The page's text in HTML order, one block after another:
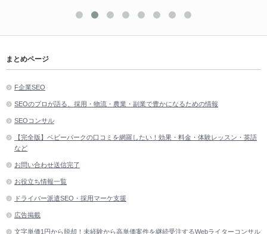
まとめページ
F企業SEO
SEOのプロが語る、採用・物流・農業・副業で豊かになるための情報
SEOコンサル
【完全版】ベビーパークの口コミを網羅したい！効果・料金・体験レッスン・英語
など
お問い合わせ送信完了
お役立ち情報一覧
ドライバー派遣SEO・採用マーケ支援
広告掲載
文字単価1円から脱却！未経験から高単価案件を継続受注するWebライターコンサル